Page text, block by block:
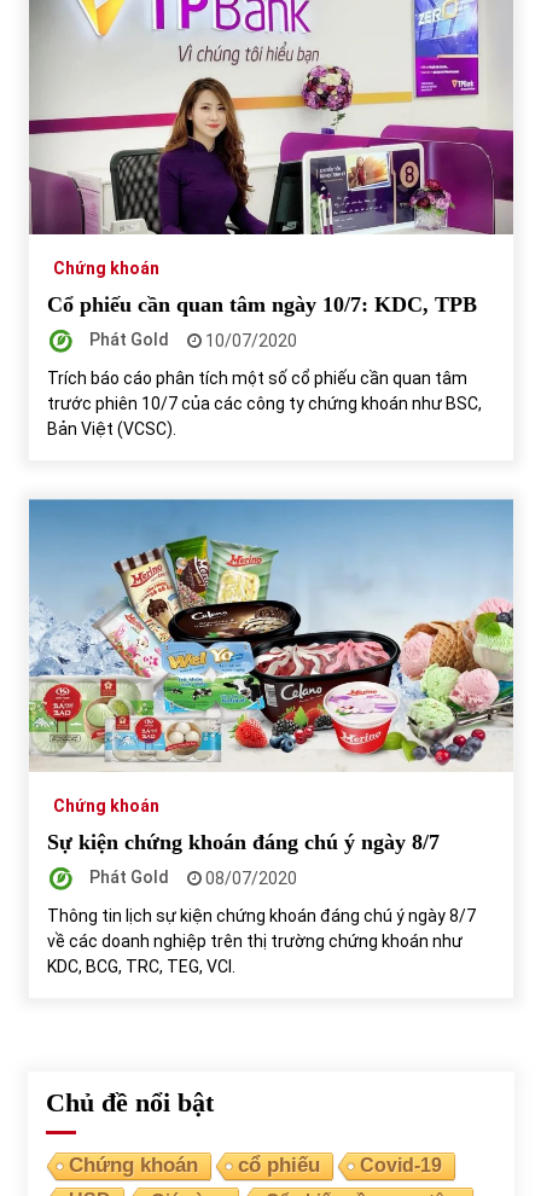
Chứng khoán
Cổ phiếu cần quan tâm ngày 10/7: KDC, TPB
Phát Gold
10/07/2020
Trích báo cáo phân tích một số cổ phiếu cần quan tâm
trước phiên 10/7 của các công ty chứng khoán như BSC,
Bản Việt (VCSC).
Chứng khoán
Sự kiện chứng khoán đáng chú ý ngày 8/7
Phát Gold
08/07/2020
Thông tin lịch sự kiện chứng khoán đáng chú ý ngày 8/7
về các doanh nghiệp trên thị trường chứng khoán như
KDC, BCG, TRC, TEG, VCI.
Chủ đề nổi bật
Chứng khoán cổ phiếu
Covid-19